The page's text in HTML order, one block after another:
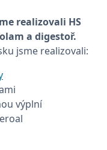
realizovali HS
a digestoř.
jsme realizovali:
výplní